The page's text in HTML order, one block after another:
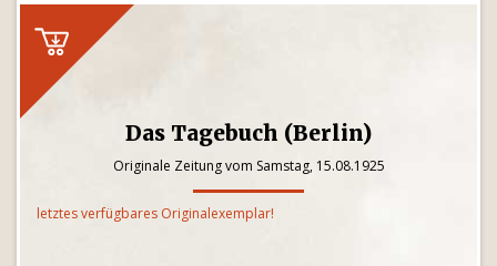
Das Tagebuch (Berlin)
Originale Zeitung vom Samstag, 15.08.1925
letztes verfügbares Originalexemplar!